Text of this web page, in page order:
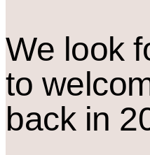
We look
to
back in